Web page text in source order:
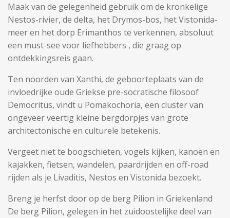
Maak van de gelegenheid gebruik om de kronkelige
Nestos-rivier, de delta, het Drymos-bos, het Vistonida-
meer en het dorp Erimanthos te verkennen, absoluut
een must-see voor liefhebbers , die graag op
ontdekkingsreis gaan.
Ten noorden van Xanthi, de geboorteplaats van de
invloedrijke oude Griekse pre-socratische filosoof
Democritus, vindt u Pomakochoria, een cluster van
ongeveer veertig kleine bergdorpjes van grote
architectonische en culturele betekenis.
Vergeet niet te boogschieten, vogels kijken, kanoën en
kajakken, fietsen, wandelen, paardrijden en off-road
rijden als je Livaditis, Nestos en Vistonida bezoekt.
Breng je herfst door op de berg Pilion in Griekenland
De berg Pilion, gelegen in het zuidoostelijke deel van